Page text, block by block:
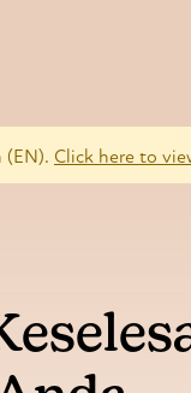
(EN). Click here to